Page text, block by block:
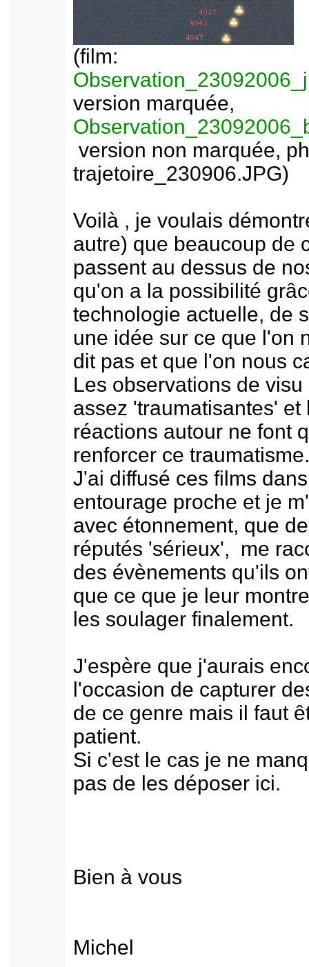
(film:
version marquée,
version non marquée,
trajetoire_230906.JPG)
Voilà , je voulais
autre) que beaucoup de
passent au dessus de
qu'on a la possibilité
technologie actuelle, de
une idée sur ce que l'on
dit pas et que l'on nous
Les observations de visu
assez 'traumatisantes' et
réactions autour ne font
renforcer ce traumatisme.
J'ai diffusé ces films
entourage proche et je
avec étonnement, que
réputés 'sérieux', me
des évènements qu'ils
que ce que je leur
les soulager finalement.
J'espère que j'aurais
l'occasion de capturer
de ce genre mais il faut
patient.
Si c'est le cas je ne
pas de les déposer ici.
Bien à vous
Michel